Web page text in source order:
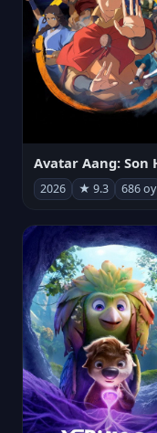
2026 ★ 9.3 686 oy